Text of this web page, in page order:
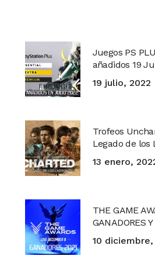
Juegos PS
añadidos 19
19 julio, 2022
Trofeos
Legado de los
13 enero,
THE GAME
GANADORES
10 diciembre,